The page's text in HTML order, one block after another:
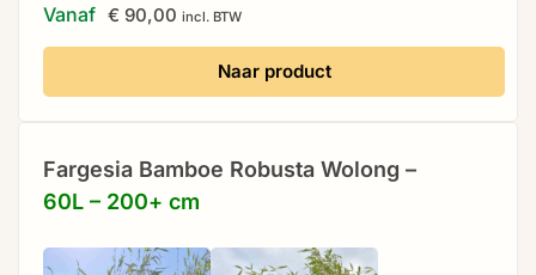
Vanaf € 90,00 incl. BTW
Naar product
Fargesia Bamboe Robusta Wolong –
60L – 200+ cm